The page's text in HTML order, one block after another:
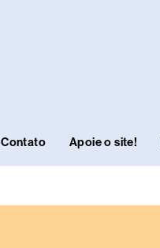
Contato Apoie o site!